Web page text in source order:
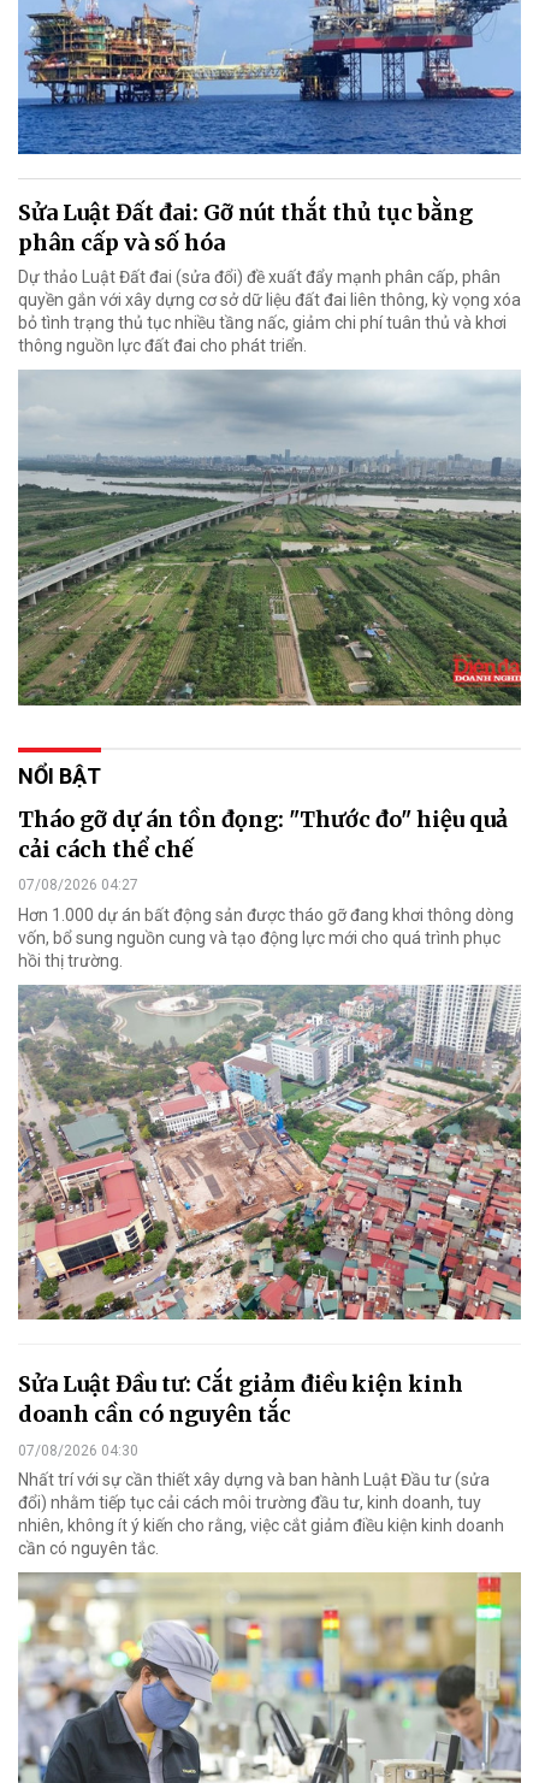
Sửa Luật Đất đai: Gỡ nút thắt thủ tục bằng
phân cấp và số hóa
Dự thảo Luật Đất đai (sửa đổi) đề xuất đẩy mạnh phân cấp, phân
quyền gắn với xây dựng cơ sở dữ liệu đất đai liên thông, kỳ vọng xóa
bỏ tình trạng thủ tục nhiều tầng nấc, giảm chi phí tuân thủ và khơi
thông nguồn lực đất đai cho phát triển.
NỔI BẬT
Tháo gỡ dự án tồn đọng: "Thước đo" hiệu quả
cải cách thể chế
07/08/2026 04:27
Hơn 1.000 dự án bất động sản được tháo gỡ đang khơi thông dòng
vốn, bổ sung nguồn cung và tạo động lực mới cho quá trình phục
hồi thị trường.
Sửa Luật Đầu tư: Cắt giảm điều kiện kinh
doanh cần có nguyên tắc
07/08/2026 04:30
Nhất trí với sự cần thiết xây dựng và ban hành Luật Đầu tư (sửa
đổi) nhằm tiếp tục cải cách môi trường đầu tư, kinh doanh, tuy
nhiên, không ít ý kiến cho rằng, việc cắt giảm điều kiện kinh doanh
cần có nguyên tắc.